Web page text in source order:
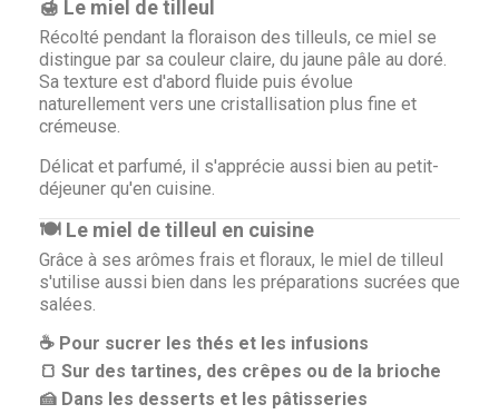
🍯 Le miel de tilleul
Récolté pendant la floraison des tilleuls, ce miel se
distingue par sa couleur claire, du jaune pâle au doré.
Sa texture est d'abord fluide puis évolue
naturellement vers une cristallisation plus fine et
crémeuse.
Délicat et parfumé, il s'apprécie aussi bien au petit-
déjeuner qu'en cuisine.
🍽 Le miel de tilleul en cuisine
Grâce à ses arômes frais et floraux, le miel de tilleul
s'utilise aussi bien dans les préparations sucrées que
salées.
☕ Pour sucrer les thés et les infusions
🍞 Sur des tartines, des crêpes ou de la brioche
🍰 Dans les desserts et les pâtisseries